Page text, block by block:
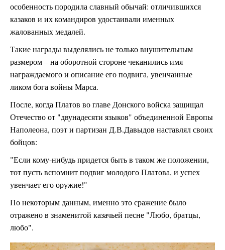
особенность породила славный обычай: отличившихся
казаков и их командиров удостаивали именных
жалованных медалей.
Такие награды выделялись не только внушительным
размером – на оборотной стороне чеканились имя
награждаемого и описание его подвига, увенчанные
ликом бога войны Марса.
После, когда Платов во главе Донского войска защищал
Отечество от "двунадесяти языков" объединенной Европы
Наполеона, поэт и партизан Д.В.Давыдов наставлял своих
бойцов:
"Если кому-нибудь придется быть в таком же положении,
тот пусть вспомнит подвиг молодого Платова, и успех
увенчает его оружие!"
По некоторым данным, именно это сражение было
отражено в знаменитой казачьей песне "Любо, братцы,
любо".